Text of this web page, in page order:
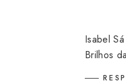
Isabel Sá
Brilhos